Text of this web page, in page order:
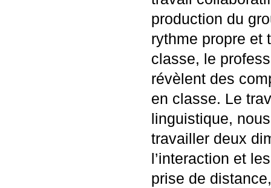
production du
rythme propre et
classe, le
révèlent des
en classe. Le
linguistique,
travailler deux
l’interaction et
prise de